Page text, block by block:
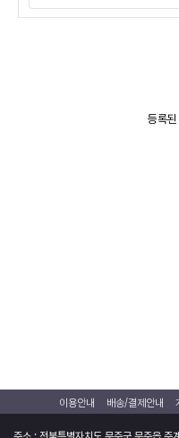
등록
이용안내 배송/결제안내